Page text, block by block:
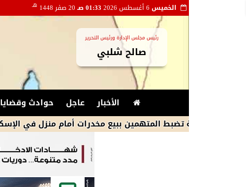
الخميس 01:33 صـ 20 صفر 1448 هـ
رئيس مجلس الإدارة ورئيس التحرير
صالح شلبي
الأخبار عاجل حوادث وقضايا
تضبط المتهمين ببيع مخدرات أمام منزل في الإسكندرية